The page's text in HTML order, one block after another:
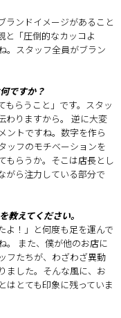
ランドイメージがあること
と「圧倒的なカッコよ
。スタッフ全員がブラン
ですか？
もらうこと」です。スタッ
わりますから。 逆に大変
ントですね。数字を作ら
ッフのモチベーションを
もらうか。そこは店長とし
がら注力している部分で
えてください。
よ！」と何度も足を運んで
。 また、僕が他のお店に
フたちが、わざわざ異動
ました。そんな風に、お
はとても印象に残っていま